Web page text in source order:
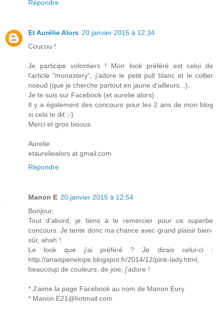
Répondre
Et Aurélie Alors 20 janvier 2015 à 12:34
Coucou !
Je participe volontiers ! Mon look préféré est celui de
l'article "monastery", j'adore le petit pull blanc et le collier
noeud (que je cherche partout en jaune d'ailleurs...).
Je te suis sur Facebook (et aurelie alors)
Il y a également des concours pour les 2 ans de mon blog
si cela te dit ;-)
Merci et gros bisous
Aurelie
etaureliealors at gmail.com
Répondre
Manon E 20 janvier 2015 à 12:54
Bonjour,
Tout d'abord, je tiens à te remercier pour ce superbe
concours. Je tente donc ma chance avec grand plaisir bien-
sûr, ahah !
Le look que j'ai préféré ? Je dirais celui-ci :
http://anaispenelope.blogspot.fr/2014/12/pink-lady.html,
beaucoup de couleurs, de joie, j'adore !
* J'aime la page Facebook au nom de Manon Eury
* Manon.E21@hotmail.com